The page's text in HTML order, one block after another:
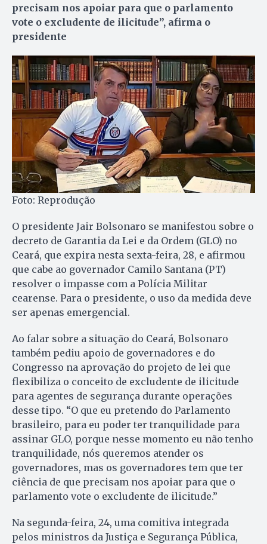
precisam nos apoiar para que o parlamento
vote o excludente de ilicitude”, afirma o
presidente
Foto: Reprodução
O presidente Jair Bolsonaro se manifestou sobre o
decreto de Garantia da Lei e da Ordem (GLO) no
Ceará, que expira nesta sexta-feira, 28, e afirmou
que cabe ao governador Camilo Santana (PT)
resolver o impasse com a Polícia Militar
cearense. Para o presidente, o uso da medida deve
ser apenas emergencial.
Ao falar sobre a situação do Ceará, Bolsonaro
também pediu apoio de governadores e do
Congresso na aprovação do projeto de lei que
flexibiliza o conceito de excludente de ilicitude
para agentes de segurança durante operações
desse tipo. “O que eu pretendo do Parlamento
brasileiro, para eu poder ter tranquilidade para
assinar GLO, porque nesse momento eu não tenho
tranquilidade, nós queremos atender os
governadores, mas os governadores tem que ter
ciência de que precisam nos apoiar para que o
parlamento vote o excludente de ilicitude.”
Na segunda-feira, 24, uma comitiva integrada
pelos ministros da Justiça e Segurança Pública,